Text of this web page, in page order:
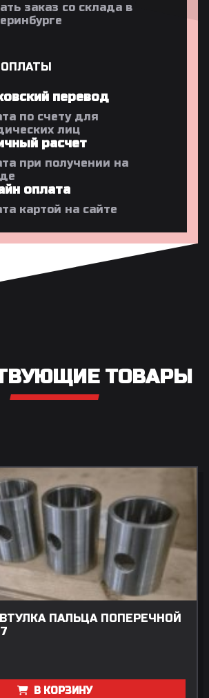
заказ со склада в
перевод
по счету для
лиц
расчет
при получении на
оплата
картой на сайте
ТОВАРЫ
ВТУЛКА ПАЛЬЦА ПОПЕРЕЧНОЙ
В КОРЗИНУ